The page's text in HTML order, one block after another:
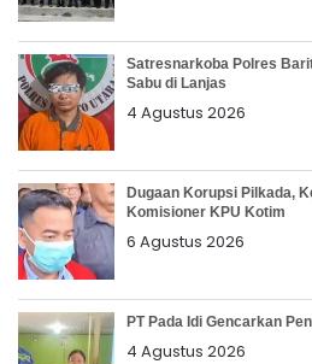
Satresnarkoba Polres
Sabu di Lanjas
4 Agustus 2026
Dugaan Korupsi Pilkada,
Komisioner KPU Kotim
6 Agustus 2026
PT Pada Idi Gencarkan
4 Agustus 2026